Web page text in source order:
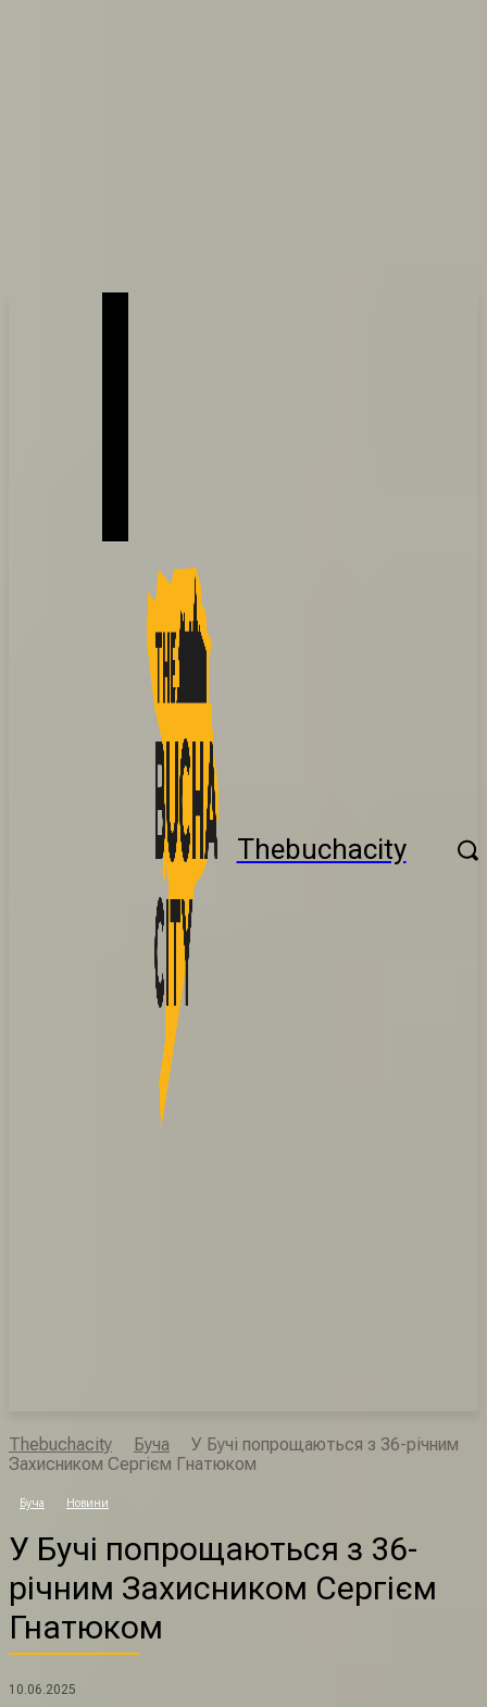
Thebuchacity
Thebuchacity Буча
У Бучі попрощаються з 36-річним
Захисником Сергієм Гнатюком
Буча Новини
У Бучі попрощаються з 36-
річним Захисником Сергієм
Гнатюком
10.06.2025